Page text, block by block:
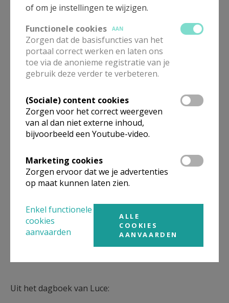
'Brood' catechese eerste communie © A Boulet
Op de eerste zondag van de Veertigdagentijd kwamen
onze eerstecommunicanten samen voor hun
naamopgave. In een warme gezinsviering rond
spraken de kinderen één voor één hun naam uit in
Gods huis.
Uit het dagboek van Luce:
of om je instellingen te wijzigen.
Functionele cookies
AAN
Zorgen dat de basisfuncties van het
portaal correct werken en laten ons
toe via de anonieme registratie van je
gebruik deze verder te verbeteren.
(Sociale) content cookies
Zorgen voor het correct weergeven
van al dan niet externe inhoud,
bijvoorbeeld een Youtube-video.
Marketing cookies
Zorgen ervoor dat we je advertenties
op maat kunnen laten zien.
Enkel functionele
cookies
aanvaarden
ALLE
COOKIES
AANVAARDEN